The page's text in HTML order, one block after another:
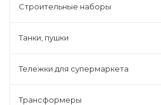
Строительные наборы
Танки, пушки
Тележки для супермаркета
Трансформеры